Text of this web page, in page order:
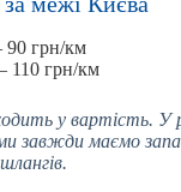
90 грн/км
110 грн/км
у вартість. У
завжди маємо